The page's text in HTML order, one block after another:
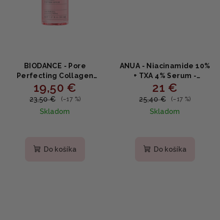
BIODANCE - Pore
Perfecting Collagen
Peptide Serum - Sérum
na zjemnenie pórov s
kolagénom a peptidmi
30ml
19,50 €
23,50 € (–17 %)
Skladom
Do košíka
ANUA - Niacinamide 10%
+ TXA 4% Serum -
Rozjasňujúce sérum s
niacínamidom a
kyselinou tranexamovou
30ml
21 €
25,40 € (–17 %)
Skladom
produktu
Do košíka